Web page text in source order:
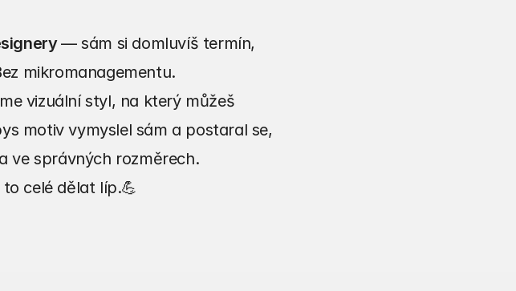
— sám si domluvíš termín,
mikromanagementu.
vizuální styl, na který můžeš
motiv vymyslel sám a postaral se,
ve správných rozměrech.
celé dělat líp.💪